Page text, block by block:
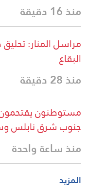
منذ 16 دقيقة
مراسل المنار:
البقاع
منذ 28 دقيقة
مستوطنون يقتحمون
جنوب شرق نابلس
منذ ساعة واحدة
المزيد